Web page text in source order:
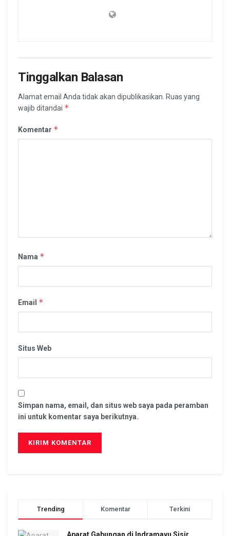
Tinggalkan Balasan
Alamat email Anda tidak akan dipublikasikan. Ruas yang
wajib ditandai *
Komentar *
Nama *
Email *
Situs Web
Simpan nama, email, dan situs web saya pada peramban
ini untuk komentar saya berikutnya.
Trending Komentar Terkini
Aparat Gabungan di Indramayu Sisir